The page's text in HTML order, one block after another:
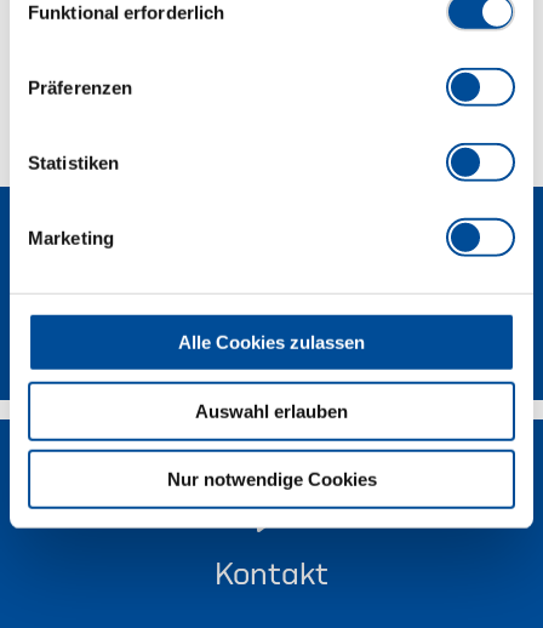
Funktional erforderlich
Präferenzen
Statistiken
Marketing
Alle Cookies zulassen
Auswahl erlauben
Nur notwendige Cookies
Lieferumfang
Technische Eigenschaften
Newsletter
Kontakt